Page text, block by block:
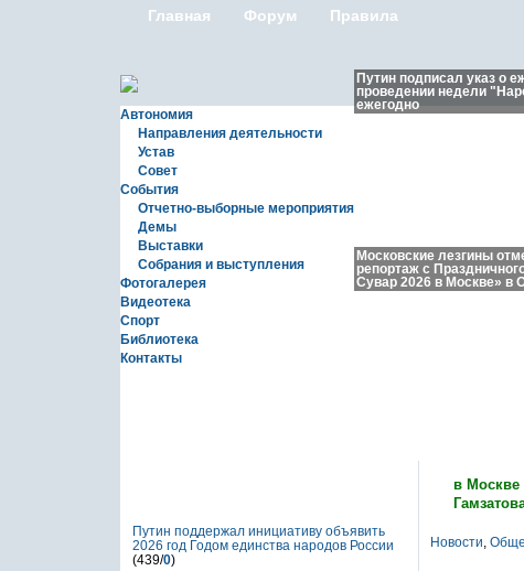
Главная Форум Правила
Автономия
Направления деятельности
Устав
Совет
События
Отчетно-выборные мероприятия
Демы
Выставки
Собрания и выступления
Фотогалерея
Видеотека
Спорт
Библиотека
Контакты
Путин подписал указ о
проведении недели
ежегодно
Московские лезгины
репортаж с
Сувар 2026 в Москве» в
в Москве
Новости,
Путин поддержал инициативу объявить
2026 год Годом единства народов России
(439/0)